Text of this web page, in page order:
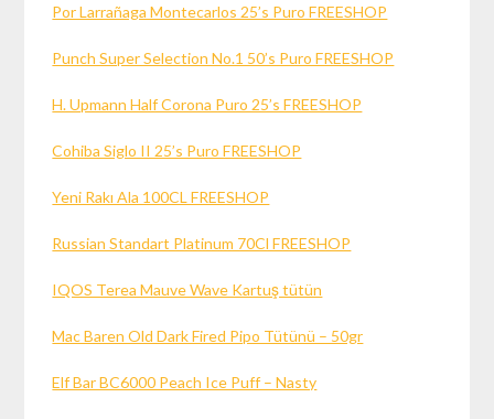
Por Larrañaga Montecarlos 25’s Puro FREESHOP
Punch Super Selection No.1 50’s Puro FREESHOP
H. Upmann Half Corona Puro 25’s FREESHOP
Cohiba Siglo II 25’s Puro FREESHOP
Yeni Rakı Ala 100CL FREESHOP
Russian Standart Platinum 70Cl FREESHOP
IQOS Terea Mauve Wave Kartuş tütün
Mac Baren Old Dark Fired Pipo Tütünü – 50gr
Elf Bar BC6000 Peach Ice Puff – Nasty